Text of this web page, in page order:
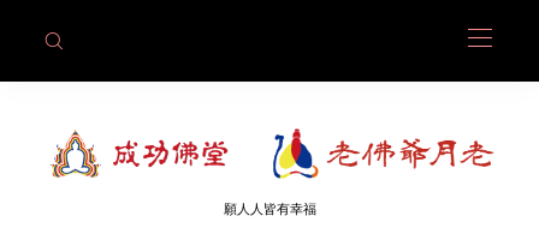
願人人皆有幸福